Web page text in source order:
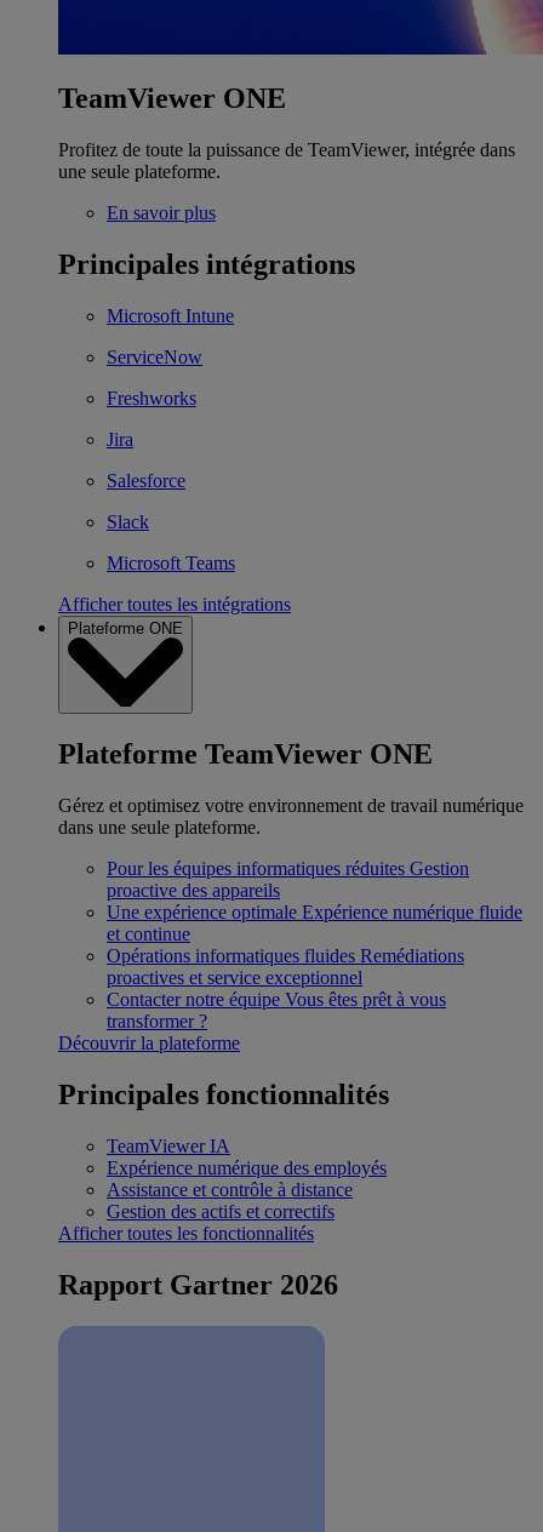
TeamViewer ONE
Profitez de toute la puissance de TeamViewer, intégrée dans
une seule plateforme.
En savoir plus
Principales intégrations
Microsoft Intune
ServiceNow
Freshworks
Jira
Salesforce
Slack
Microsoft Teams
Afficher toutes les intégrations
Plateforme ONE
Plateforme TeamViewer ONE
Gérez et optimisez votre environnement de travail numérique
dans une seule plateforme.
Pour les équipes informatiques réduites Gestion
proactive des appareils
Une expérience optimale Expérience numérique fluide
et continue
Opérations informatiques fluides Remédiations
proactives et service exceptionnel
Contacter notre équipe Vous êtes prêt à vous
transformer ?
Découvrir la plateforme
Principales fonctionnalités
TeamViewer IA
Expérience numérique des employés
Assistance et contrôle à distance
Gestion des actifs et correctifs
Afficher toutes les fonctionnalités
Rapport Gartner 2026